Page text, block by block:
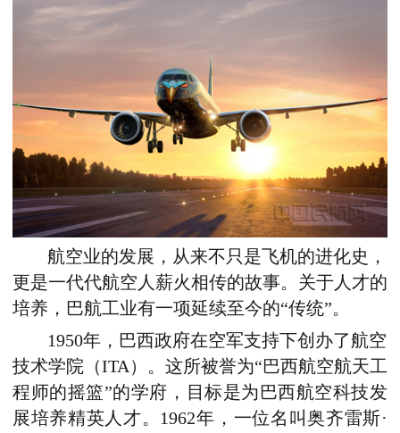
航空业的发展，从来不只是飞机的进化史，
更是一代代航空人薪火相传的故事。关于人才的
培养，巴航工业有一项延续至今的“传统”。
1950年，巴西政府在空军支持下创办了航空
技术学院（ITA）。这所被誉为“巴西航空航天工
程师的摇篮”的学府，目标是为巴西航空科技发
展培养精英人才。1962年，一位名叫奥齐雷斯·